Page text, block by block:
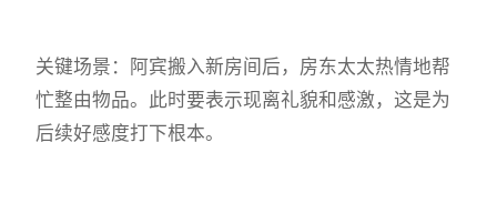
关键场景：阿宾搬入新房间后，房东太太热情地帮
忙整由物品。此时要表示现离礼貌和感激，这是为
后续好感度打下根本。